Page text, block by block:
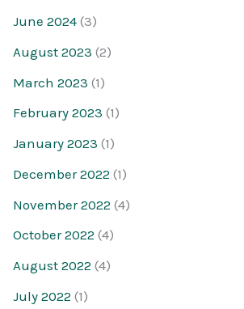
June 2024 (3)
August 2023 (2)
March 2023 (1)
February 2023 (1)
January 2023 (1)
December 2022 (1)
November 2022 (4)
October 2022 (4)
August 2022 (4)
July 2022 (1)